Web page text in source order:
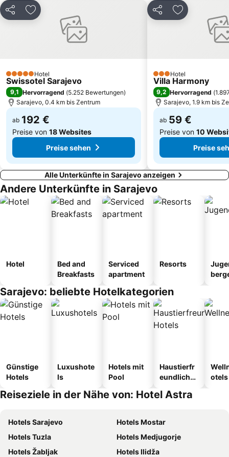
Teilen Zu Favoriten hinzufügen
5 SterneHotel
Swissotel Sarajevo
9,1 Hervorragend (5.252 Bewertungen)
Sarajevo, 0.4 km bis Zentrum
ab 192 €
Preise von 18 Websites
Preise sehen
Teilen Zu Favoriten
3 Sterne
Hotel
Villa Harmony
9,2 Hervorragend (
Sarajevo, 1.9 km bis
ab 59 €
Preise von 10
Preise
Alle Unterkünfte in Sarajevo anzeigen
Andere Unterkünfte in Sarajevo
Hotel
Bed and
Breakfasts
Serviced
apartment
Resorts
Sarajevo: beliebte Hotelkategorien
Günstige
Hotels
Luxushote
ls
Hotels mit
Pool
Haustierfr
eundliche
otels
Reiseziele in der Nähe von: Hotel Astra
Hotels Sarajevo
Hotels Mostar
Hotels Tuzla
Hotels Medjugorje
Hotels Žabljak
Hotels Ilidža